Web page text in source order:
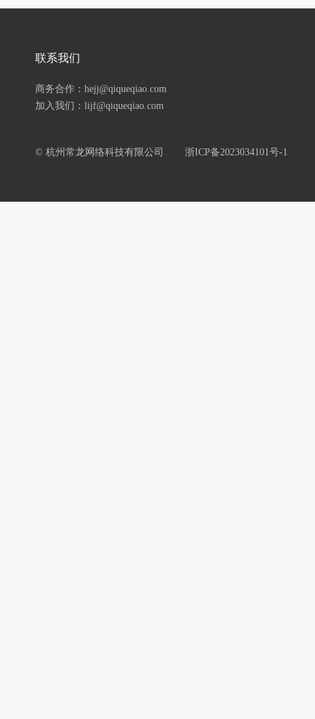
联系我们
商务合作：hejj@qiqueqiao.com
加入我们：lijf@qiqueqiao.com
© 杭州常龙网络科技有限公司 浙ICP备2023034101号-1